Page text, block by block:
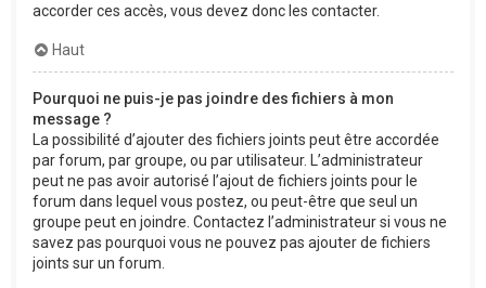
accorder ces accès, vous devez donc les contacter.
Haut
Pourquoi ne puis-je pas joindre des fichiers à mon
message ?
La possibilité d’ajouter des fichiers joints peut être accordée
par forum, par groupe, ou par utilisateur. L’administrateur
peut ne pas avoir autorisé l’ajout de fichiers joints pour le
forum dans lequel vous postez, ou peut-être que seul un
groupe peut en joindre. Contactez l’administrateur si vous ne
savez pas pourquoi vous ne pouvez pas ajouter de fichiers
joints sur un forum.